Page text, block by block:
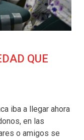
QUE
iba a llegar ahora
en las
o amigos se